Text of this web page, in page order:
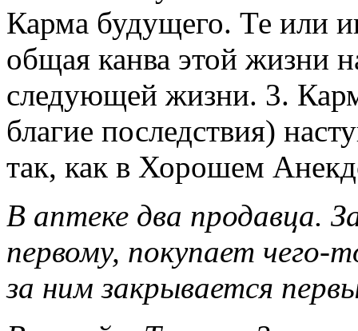
Карма будущего. Те или
общая канва этой жизни
следующей жизни. 3.
благие последствия)
так, как в Хорошем
В аптеке два продавца.
первому, покупает чего-
за ним закрывается